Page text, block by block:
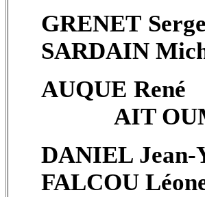
GRENET Serge
SARDAIN
AUQUE René
AIT
DANIEL Jean-
FALCOU